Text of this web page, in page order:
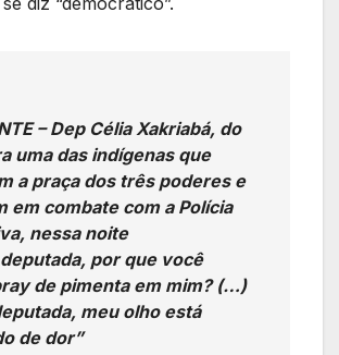
– Dep Célia Xakriabá, do
uma das indígenas que
a praça dos três poderes e
em combate com a Polícia
nessa noite
deputada, por que você
de pimenta em mim? (…)
meu olho está
de dor”